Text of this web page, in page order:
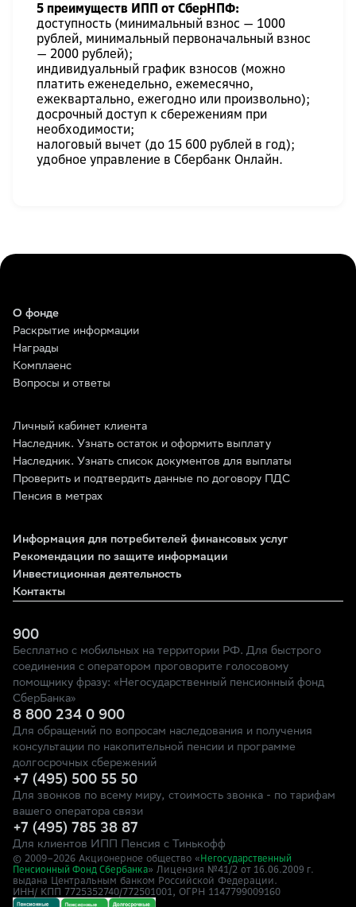
5 преимуществ ИПП от СберНПФ:
доступность (минимальный взнос — 1000
рублей, минимальный первоначальный взнос
— 2000 рублей);
индивидуальный график взносов (можно
платить еженедельно, ежемесячно,
ежеквартально, ежегодно или произвольно);
досрочный доступ к сбережениям при
необходимости;
налоговый вычет (до 15 600 рублей в год);
удобное управление в Сбербанк Онлайн.
О фонде
Раскрытие информации
Награды
Комплаенс
Вопросы и ответы
Личный кабинет клиента
Наследник. Узнать остаток и оформить выплату
Наследник. Узнать список документов для выплаты
Проверить и подтвердить данные по договору ПДС
Пенсия в метрах
Информация для потребителей финансовых услуг
Рекомендации по защите информации
Инвестиционная деятельность
Контакты
900
Бесплатно с мобильных на территории РФ. Для быстрого
соединения с оператором проговорите голосовому
помощнику фразу: «Негосударственный пенсионный фонд
СберБанка»
8 800 234 0 900
Для обращений по вопросам наследования и получения
консультации по накопительной пенсии и программе
долгосрочных сбережений
+7 (495) 500 55 50
Для звонков по всему миру, стоимость звонка - по тарифам
вашего оператора связи
+7 (495) 785 38 87
Для клиентов ИПП Пенсия с Тинькофф
© 2009–2026 Акционерное общество « Негосударственный
Пенсионный Фонд Сбербанка» Лицензия №41/2 от 16.06.2009 г.
выдана Центральным банком Российской Федерации.
ИНН/ КПП 7725352740/772501001, ОГРН 1147799009160